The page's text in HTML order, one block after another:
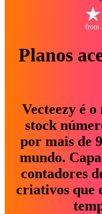
from
Planos
Vecteezy é
stock
por mais de
mundo.
contadores
criativos que